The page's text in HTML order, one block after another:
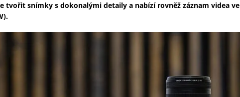
tvořit snímky s dokonalými detaily a nabízí rovněž záznam videa ve